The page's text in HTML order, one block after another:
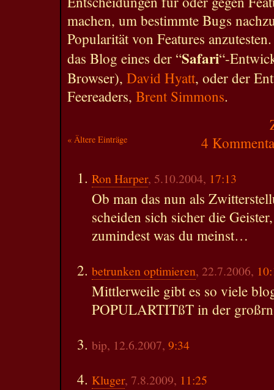
machen, um bestimmte Bugs
Popularität von Features
das Blog eines der “Safari“-
Browser), David Hyatt, oder der
Feereaders, Brent Simmons.
« Ältere Einträge 4
Ron Harper, 5.10.2004, 17:13
Ob man das nun als
scheiden sich sicher die
zumindest was du meinst…
betrunken optimieren, 22.7.2006,
Mittlerweile gibt es so viele
POPULARTITßT in der
bip, 12.6.2007, 9:34
Kluger, 7.8.2009, 11:25